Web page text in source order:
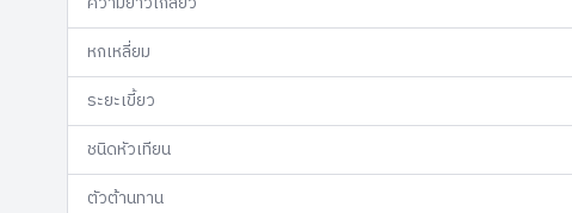
หกเหลี่ยม
ระยะเขี้ยว
ชนิดหัวเทียน
ตัวต้านทาน